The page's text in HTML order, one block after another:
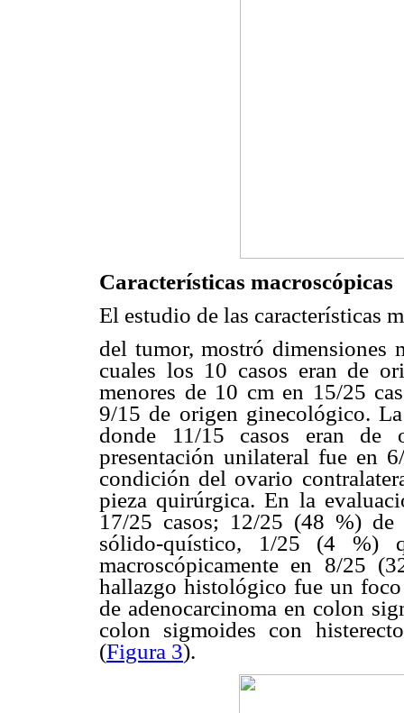
Características macroscópicas
El estudio de las características
del tumor, mostró dimensiones
cuales los 10 casos eran de
menores de 10 cm en 15/25
9/15 de origen ginecológico.
donde 11/15 casos eran de
presentación unilateral fue en
condición del ovario
pieza quirúrgica. En la
17/25 casos; 12/25 (48 %) de
sólido-quístico, 1/25 (4 %)
macroscópicamente en 8/25
hallazgo histológico fue un
de adenocarcinoma en colon
colon sigmoides con
(Figura 3).